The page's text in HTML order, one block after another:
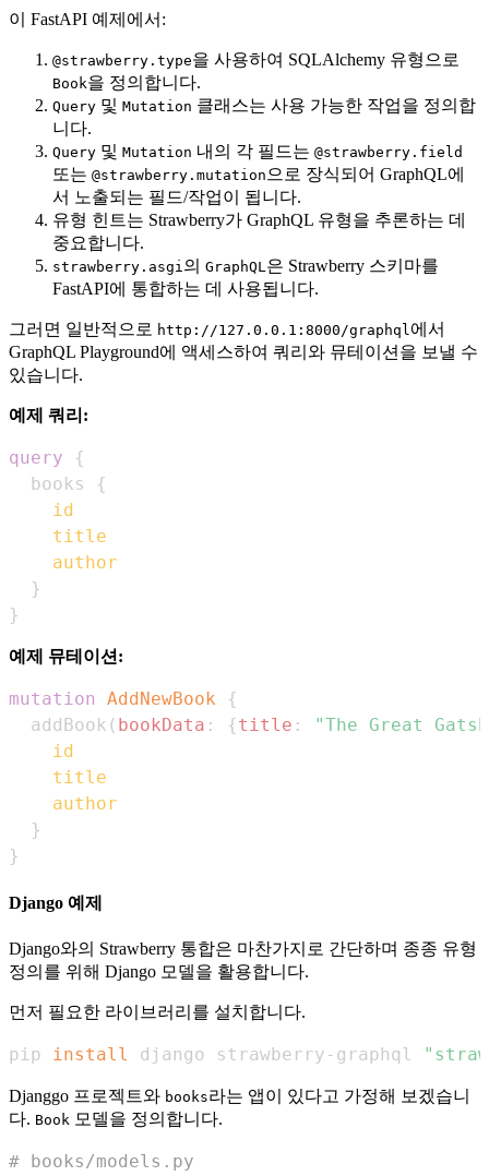
이 FastAPI 예제에서:
@strawberry.type을 사용하여 SQLAlchemy 유형으로
Book을 정의합니다.
Query 및 Mutation 클래스는 사용 가능한 작업을 정의합
니다.
Query 및 Mutation 내의 각 필드는 @strawberry.field
또는 @strawberry.mutation 으로 장식되어 GraphQL에
서 노출되는 필드/작업이 됩니다.
유형 힌트는 Strawberry가 GraphQL 유형을 추론하는 데
중요합니다.
strawberry.asgi 의 GraphQL 은 Strawberry 스키마를
FastAPI에 통합하는 데 사용됩니다.
그러면 일반적으로 http://127.0.0.1:8000/graphql 에서
GraphQL Playground에 액세스하여 쿼리와 뮤테이션을 보낼 수
있습니다.
예제 쿼리:
query
{
books
{
id
title
author
}
}
예제 뮤테이션:
mutation AddNewBook
{
addBook ( bookData : {title :
"The Great
id
title
author
}
}
Django 예제
Django와의 Strawberry 통합은 마찬가지로 간단하며 종종 유형
정의를 위해 Django 모델을 활용합니다.
먼저 필요한 라이브러리를 설치합니다.
pip install django strawberry-graphql
Djanggo 프로젝트와 books라는 앱이 있다고 가정해 보겠습니
다. Book 모델을 정의합니다.
# books/models.py